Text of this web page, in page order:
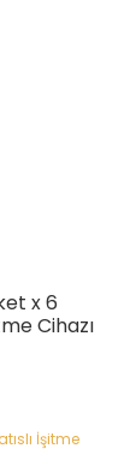
x 6
Cihazı
İşitme